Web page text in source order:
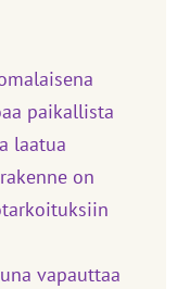
paikallista
laatua
on
vapauttaa